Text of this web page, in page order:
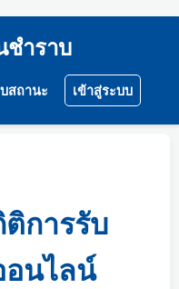
ชำราบ
สถานะ เข้าสู่ระบบ
การรับ
อนไลน์